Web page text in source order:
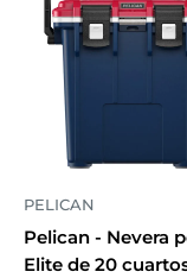
PELICAN
Pelican - Nevera
Elite de 20